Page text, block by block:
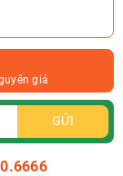
giá
GỬI